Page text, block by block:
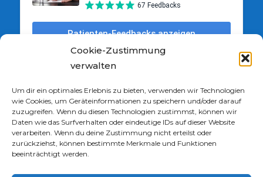
Cookie-Zustimmung
verwalten
Um dir ein optimales Erlebnis zu bieten, verwenden wir Technologien
wie Cookies, um Geräteinformationen zu speichern und/oder darauf
zuzugreifen. Wenn du diesen Technologien zustimmst, können wir
Daten wie das Surfverhalten oder eindeutige IDs auf dieser Website
verarbeiten. Wenn du deine Zustimmung nicht erteilst oder
zurückziehst, können bestimmte Merkmale und Funktionen
beeinträchtigt werden.